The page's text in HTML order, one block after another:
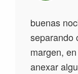
buenas
separando
margen,
anexar